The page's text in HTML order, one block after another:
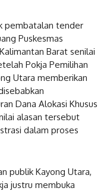
pembatalan tender
Puskesmas
Barat senilai
Pokja Pemilihan
Utara memberikan
Dana Alokasi Khusus
alasan tersebut
dalam proses
publik Kayong Utara,
justru membuka